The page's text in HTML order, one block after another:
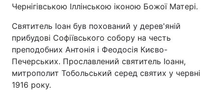
Чернігівською Іллінською іконою Божої Матері.
Святитель Іоан був похований у дерев'яній
прибудові Софіївського собору на честь
преподобних Антонія і Феодосія Києво-
Печерських. Прославлений святитель Іоанн,
митрополит Тобольський серед святих у червні
1916 року.